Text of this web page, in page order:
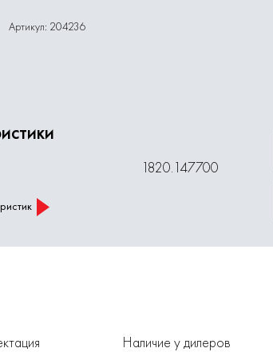
Артикул: 204236
1820.147700
Наличие у дилеров